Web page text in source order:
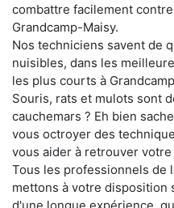
combattre facilement
Grandcamp-Maisy.
Nos techniciens savent de
nuisibles, dans les
les plus courts à
Souris, rats et mulots sont
cauchemars ? Eh bien
vous octroyer des
vous aider à retrouver
Tous les professionnels de
mettons à votre disposition